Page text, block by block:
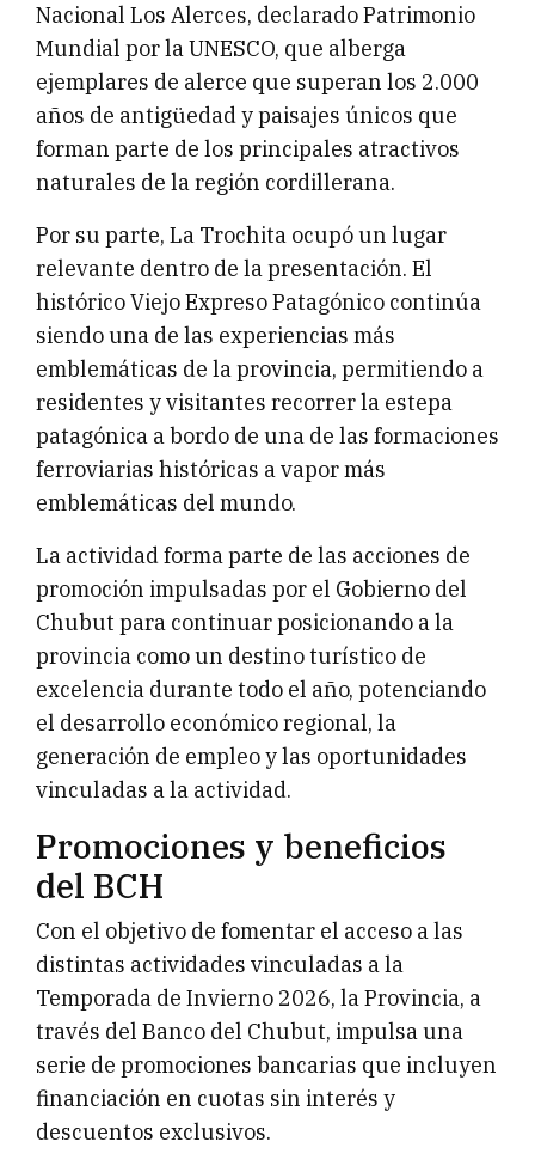
Nacional Los Alerces, declarado Patrimonio
Mundial por la UNESCO, que alberga
ejemplares de alerce que superan los 2.000
años de antigüedad y paisajes únicos que
forman parte de los principales atractivos
naturales de la región cordillerana.
Por su parte, La Trochita ocupó un lugar
relevante dentro de la presentación. El
histórico Viejo Expreso Patagónico continúa
siendo una de las experiencias más
emblemáticas de la provincia, permitiendo a
residentes y visitantes recorrer la estepa
patagónica a bordo de una de las formaciones
ferroviarias históricas a vapor más
emblemáticas del mundo.
La actividad forma parte de las acciones de
promoción impulsadas por el Gobierno del
Chubut para continuar posicionando a la
provincia como un destino turístico de
excelencia durante todo el año, potenciando
el desarrollo económico regional, la
generación de empleo y las oportunidades
vinculadas a la actividad.
Promociones y beneficios
del BCH
Con el objetivo de fomentar el acceso a las
distintas actividades vinculadas a la
Temporada de Invierno 2026, la Provincia, a
través del Banco del Chubut, impulsa una
serie de promociones bancarias que incluyen
financiación en cuotas sin interés y
descuentos exclusivos.